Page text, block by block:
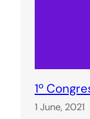
1º
1 June, 2021